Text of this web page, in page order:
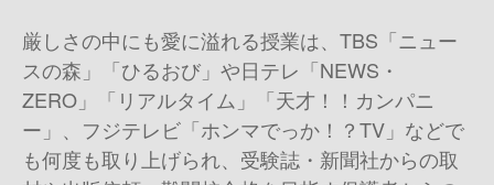
厳しさの中にも愛に溢れる授業は、TBS「ニュー
スの森」「ひるおび」や日テレ「NEWS・
ZERO」「リアルタイム」「天才！！カンパニ
ー」、フジテレビ「ホンマでっか！？TV」などで
も何度も取り上げられ、受験誌・新聞社からの取